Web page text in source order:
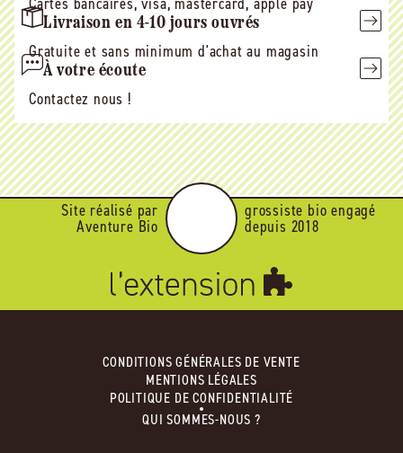
Livraison en 4-10 jours ouvrés
Gratuite et sans minimum d'achat au magasin
À votre écoute
Contactez nous !
Site réalisé par
Aventure Bio
grossiste bio engagé
depuis 2018
CONDITIONS GÉNÉRALES DE VENTE
MENTIONS LÉGALES
POLITIQUE DE CONFIDENTIALITÉ
QUI SOMMES-NOUS ?